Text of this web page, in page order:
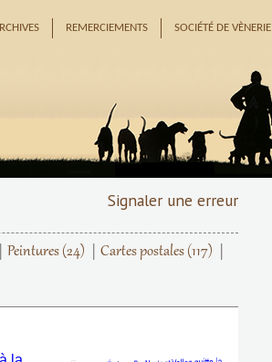
REMERCIEMENTS SOCIÉTÉ DE VÈNERIE
Signaler une erreur
Peintures (24) Cartes postales (117)